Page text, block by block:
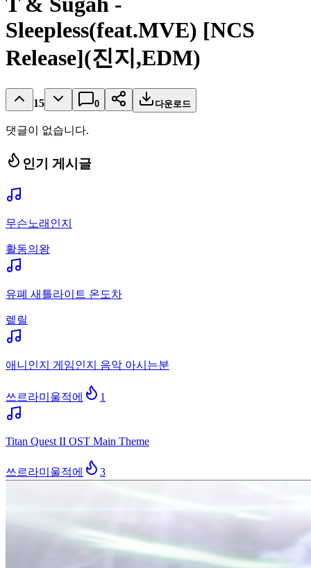
Sleepless(feat.MVE) [NCS
Release](진지,EDM)
15 0 다운로드
댓글이 없습니다.
인기 게시글
무슨노래인지
활동의왕
유폐 새틀라이트 온도차
렡릴
애니인지 게임인지 음악 아시는분
쓰르라미울적에 1
Titan Quest II OST Main Theme
쓰르라미울적에 3